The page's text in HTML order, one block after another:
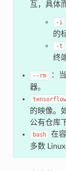
互，具体
-i
的
-t
终
--rm
：
器。
的映像。
公有仓库
bash
在
多数